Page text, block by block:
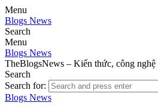
Menu
Blogs News
Search
Menu
Blogs News
TheBlogsNews – Kiến thức, công nghệ
Search
Search for:
Blogs News